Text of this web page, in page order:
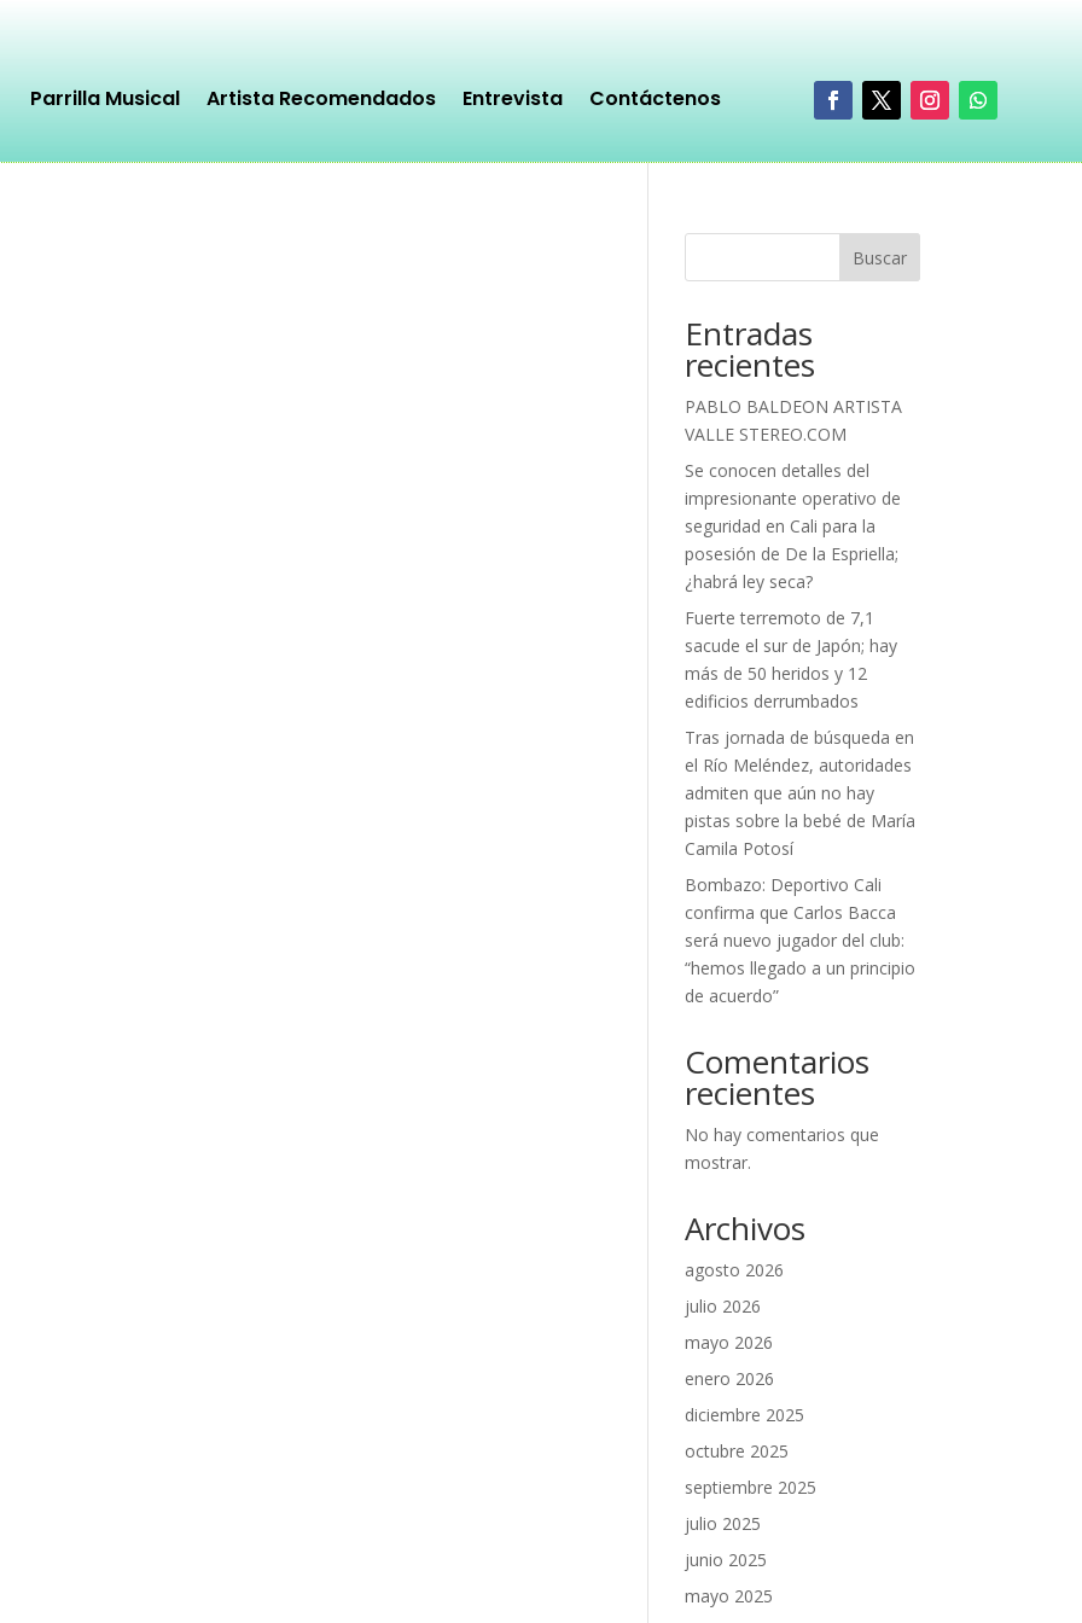
Parrilla Musical Artista Recomendados Entrevista Contáctenos
Buscar
Entradas
recientes
PABLO BALDEON ARTISTA
VALLE STEREO.COM
Se conocen detalles del
impresionante operativo de
seguridad en Cali para la
posesión de De la Espriella;
¿habrá ley seca?
Fuerte terremoto de 7,1
sacude el sur de Japón; hay
más de 50 heridos y 12
edificios derrumbados
Tras jornada de búsqueda en
el Río Meléndez, autoridades
admiten que aún no hay
pistas sobre la bebé de María
Camila Potosí
Bombazo: Deportivo Cali
confirma que Carlos Bacca
será nuevo jugador del club:
“hemos llegado a un principio
de acuerdo”
Comentarios
recientes
No hay comentarios que
mostrar.
Archivos
agosto 2026
julio 2026
mayo 2026
enero 2026
diciembre 2025
octubre 2025
septiembre 2025
julio 2025
junio 2025
mayo 2025